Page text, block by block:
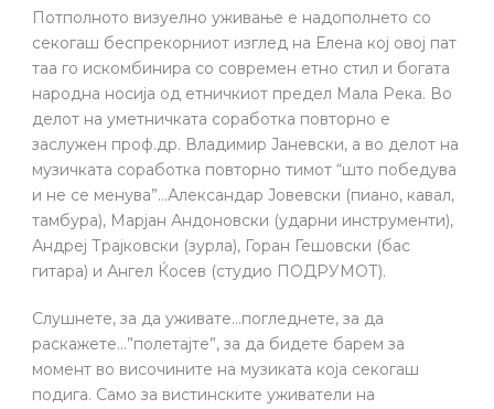
Потполното визуелно уживање е надополнето со
секогаш беспрекорниот изглед на Елена кој овој пат
таа го искомбинира со современ етно стил и богата
народна носија од етничкиот предел Мала Река. Во
делот на уметничката соработка повторно е
заслужен проф.др. Владимир Јаневски, а во делот на
музичката соработка повторно тимот “што победува
и не се менува”…Александар Јовевски (пиано, кавал,
тамбура), Марјан Андоновски (ударни инструменти),
Андреј Трајковски (зурла), Горан Гешовски (бас
гитара) и Ангел Ќосев (студио ПОДРУМОТ).
Слушнете, за да уживате…погледнете, за да
раскажете…”полетајте”, за да бидете барем за
момент во височините на музиката која секогаш
подига. Само за вистинските уживатели на